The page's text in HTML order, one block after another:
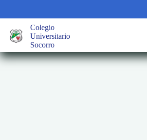
contenido
Colegio
Universitario
Socorro